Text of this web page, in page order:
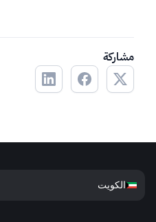
مشاركة
الكويت